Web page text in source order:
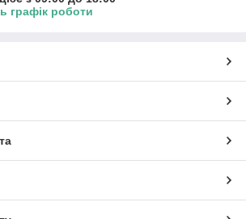
графік роботи